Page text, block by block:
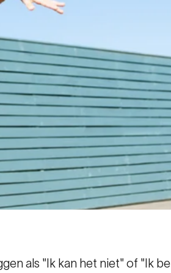
als "Ik kan het niet" of "Ik